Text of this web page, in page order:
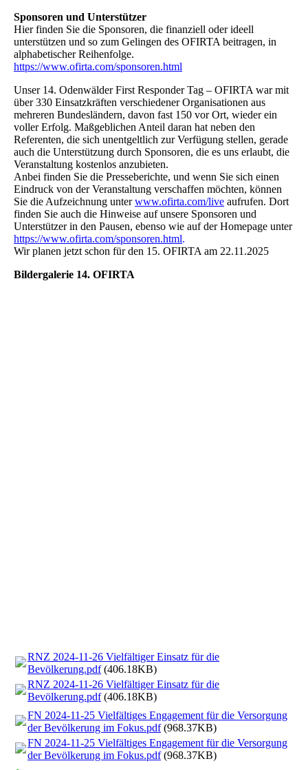
Sponsoren und Unterstützer
Hier finden Sie die Sponsoren, die finanziell oder ideell
unterstützen und so zum Gelingen des OFIRTA beitragen, in
alphabetischer Reihenfolge.
https://www.ofirta.com/sponsoren.html
Unser 14. Odenwälder First Responder Tag – OFIRTA war mit
über 330 Einsatzkräften verschiedener Organisationen aus
mehreren Bundesländern, davon fast 150 vor Ort, wieder ein
voller Erfolg. Maßgeblichen Anteil daran hat neben den
Referenten, die sich unentgeltlich zur Verfügung stellen, gerade
auch die Unterstützung durch Sponsoren, die es uns erlaubt, die
Veranstaltung kostenlos anzubieten.
Anbei finden Sie die Presseberichte, und wenn Sie sich einen
Eindruck von der Veranstaltung verschaffen möchten, können
Sie die Aufzeichnung unterwww.ofirta.com/live aufrufen. Dort
finden Sie auch die Hinweise auf unsere Sponsoren und
Unterstützer in den Pausen, ebenso wie auf der Homepage unter
https://www.ofirta.com/sponsoren.html.
Wir planen jetzt schon für den 15. OFIRTA am 22.11.2025
Bildergalerie 14. OFIRTA
RNZ 2024-11-26 Vielfältiger Einsatz für die
Bevölkerung.pdf(406.18KB)
RNZ 2024-11-26 Vielfältiger Einsatz für die
Bevölkerung.pdf(406.18KB)
FN 2024-11-25 Vielfältiges Engagement für die Versorgung
der Bevölkerung im Fokus.pdf(968.37KB)
FN 2024-11-25 Vielfältiges Engagement für die Versorgung
der Bevölkerung im Fokus.pdf(968.37KB)